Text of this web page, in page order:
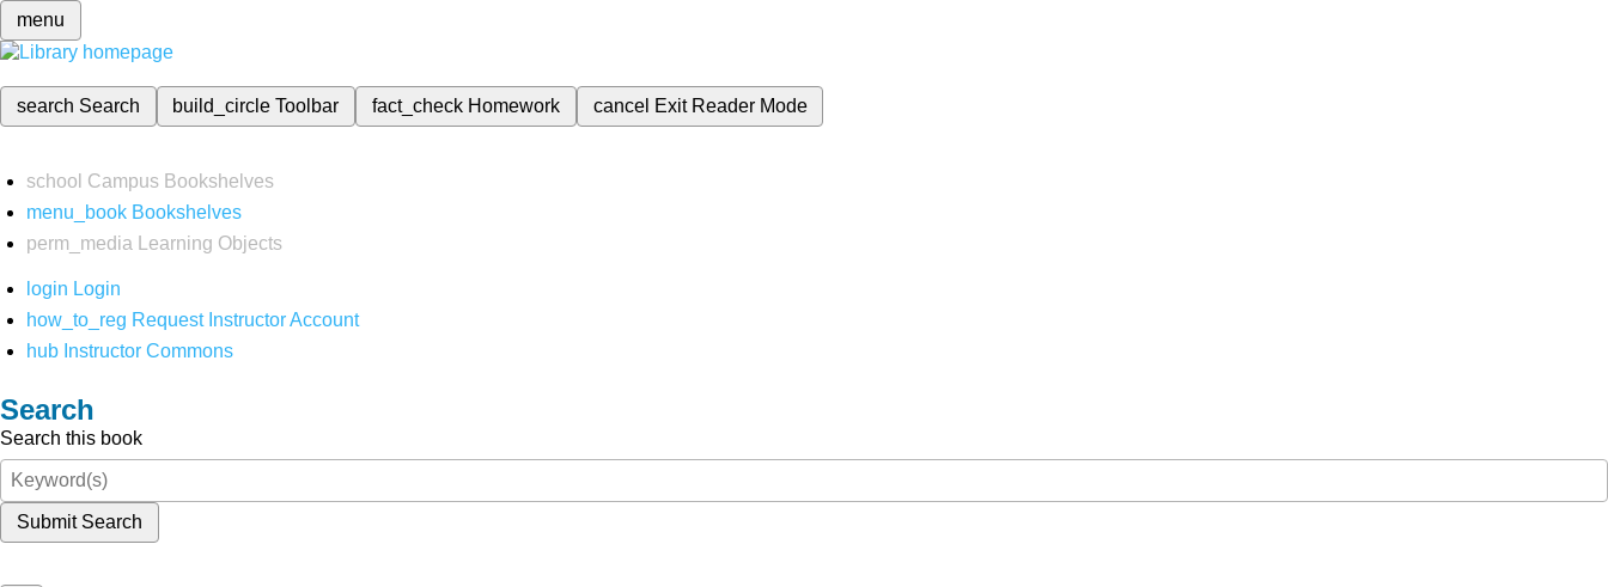
menu
search Search build_circleToolbar fact_check Homework cancel Exit Reader Mode
school Campus Bookshelves
menu_book Bookshelves
perm_media
Learning Objects
login Login
how_to_reg Request Instructor Account
hub Instructor Commons
Search
Search this book
Submit Search